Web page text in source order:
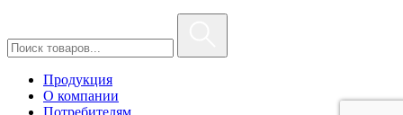
Продукция
О компании
Потребителям